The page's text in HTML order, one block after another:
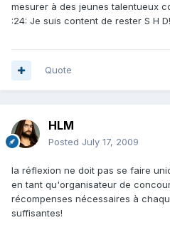
mesurer à des jeunes talentueux
:24: Je suis content de rester S H
Quote
HLM
Posted July 17, 2009
la réflexion ne doit pas se faire
en tant qu'organisateur de
récompenses nécessaires à
suffisantes!